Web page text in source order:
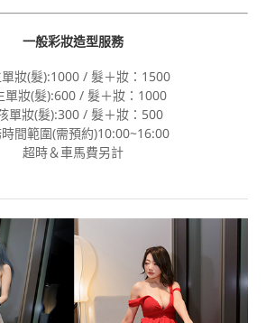
一般彩妝造型服務
妝(髮):1000 / 髮＋妝：1500
單妝(髮):600 / 髮＋妝：1000
單妝(髮):300 / 髮＋妝：500
間範圍(需預約)10:00~16:00
超時＆車馬費另計